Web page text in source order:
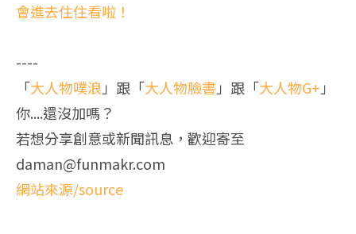
會進去住住看啦！
----
「大人物噗浪 」跟「大人物臉書」跟「大人物G+ 」
你....還沒加嗎？
若想分享創意或新聞訊息，歡迎寄至
daman@funmakr.com
網站來源/source